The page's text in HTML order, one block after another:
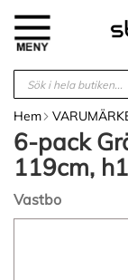
innehållet
Hem
6-pack
119cm,
Vastbo